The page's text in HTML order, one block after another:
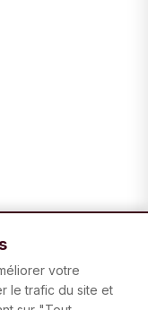
votre
le trafic du site et